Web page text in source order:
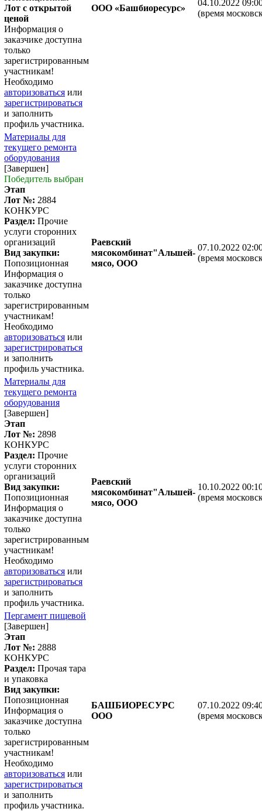
Лот с открытой
ценой
Информация о
заказчике доступна
только
зарегистрированным
участникам!
Необходимо
авторизоваться или
зарегистрироваться
и заполнить
профиль участника.
ООО «Башбиоресурс»
04.10.2022
(время
Материалы для
текущего ремонта
оборудования
[Завершен]
Победитель выбран
Этап
Лот №: 2884
КОНКУРС
Раздел: Прочие
услуги сторонних
организаций
Вид закупки:
Попозиционная
Информация о
заказчике доступна
только
зарегистрированным
участникам!
Необходимо
авторизоваться или
зарегистрироваться
и заполнить
профиль участника.
Раевский
мясокомбинат"Альшей-
мясо, ООО
07.10.2022
(время
Материалы для
текущего ремонта
оборудования
[Завершен]
Этап
Лот №: 2898
КОНКУРС
Раздел: Прочие
услуги сторонних
организаций
Вид закупки:
Попозиционная
Информация о
заказчике доступна
только
зарегистрированным
участникам!
Необходимо
авторизоваться или
зарегистрироваться
и заполнить
профиль участника.
Раевский
мясокомбинат"Альшей-
мясо, ООО
10.10.2022
(время
Пергамент пищевой
[Завершен]
Этап
Лот №: 2888
КОНКУРС
Раздел: Прочая тара
и упаковка
Вид закупки:
Попозиционная
Информация о
заказчике доступна
только
зарегистрированным
участникам!
Необходимо
авторизоваться или
зарегистрироваться
и заполнить
профиль участника.
БАШБИОРЕСУРС
ООО
07.10.2022
(время